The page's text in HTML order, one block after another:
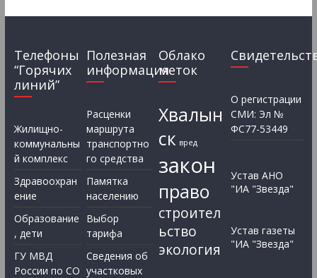
Телефоны
“Горячих
линий”
Жилищно-
коммунальны
й комплекс
Здравоохран
ение
Образование
, дети
ГУ МВД
России по СО
Полезная
информация
Расценки
маршрута
транспортно
го средства
Памятка
населению
Выбор
тарифа
Сведения об
участковых
Облако
меток
Хвалын
ск вред
закон
право
строител
ьство
экология
О регистрации
СМИ: Эл №
ФС77-53449
Устав АНО
"ИА "Звезда"
Устав газеты
"ИА "Звезда"